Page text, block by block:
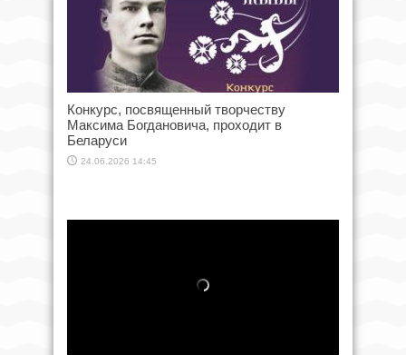
Конкурс, посвященный творчеству
Максима Богдановича, проходит в
Беларуси
24.06.2026 14:45